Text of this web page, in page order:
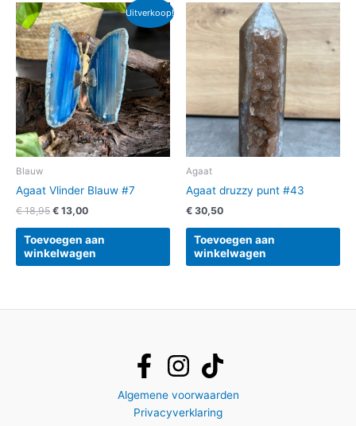
Uitverkoop!
Blauw
Agaat Vlinder Blauw #7
€18,95
Oorspronkelijke
prijs
was:
€ 18,95.
€ 13,00
Huidige
prijs
is:
€ 13,00.
Toevoegen aan
winkelwagen
Agaat
Agaat druzzy punt #43
€ 30,50
Toevoegen aan
winkelwagen
Algemene voorwaarden
Privacyverklaring